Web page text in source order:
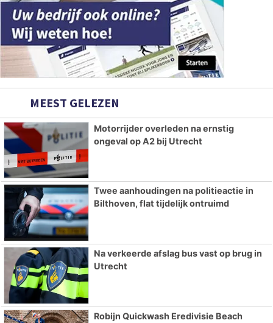
MEEST GELEZEN
Motorrijder overleden na ernstig
ongeval op A2 bij Utrecht
Twee aanhoudingen na politieactie in
Bilthoven, flat tijdelijk ontruimd
Na verkeerde afslag bus vast op brug in
Utrecht
Robijn Quickwash Eredivisie Beach